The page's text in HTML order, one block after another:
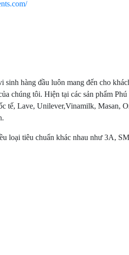
hàng đầu luôn mang đến cho
chúng tôi. Hiện tại các sản phẩm
tế, Lave, Unilever,Vinamilk,
loại tiêu chuẩn khác nhau như 3A,